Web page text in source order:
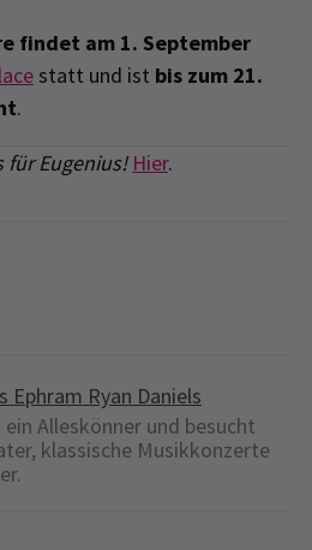
findet am 1. September
statt und ist bis zum 21.
.
für Eugenius! Hier.
Ephram Ryan Daniels
Alleskönner und besucht
klassische Musikkonzerte